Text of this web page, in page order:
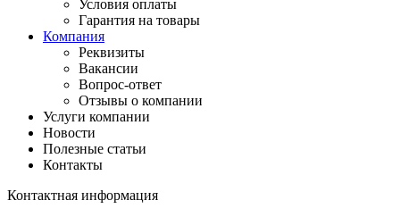
Условия оплаты
Гарантия на товары
Компания
Реквизиты
Вакансии
Вопрос-ответ
Отзывы о компании
Услуги компании
Новости
Полезные статьи
Контакты
Контактная информация